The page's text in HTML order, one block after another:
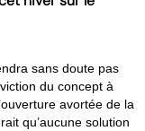
sans doute pas
du concept à
avortée de la
qu’aucune solution